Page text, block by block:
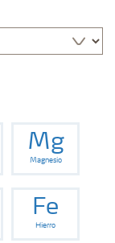
Mg
Magnesio
Fe
Hierro